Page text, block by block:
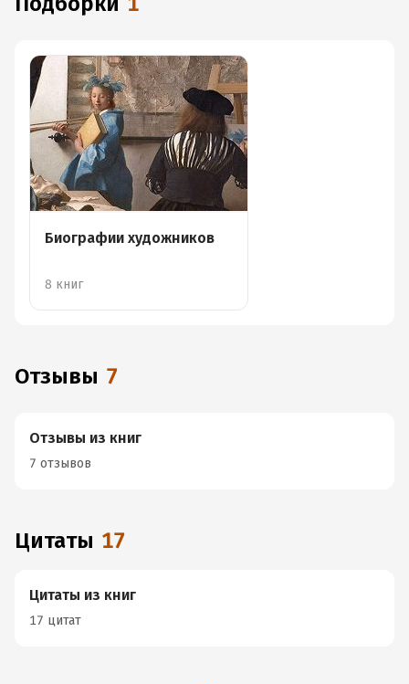
Биографии художников
8 книг
Отзывы 7
Отзывы из книг
7 отзывов
Цитаты 17
Цитаты из книг
17 цитат